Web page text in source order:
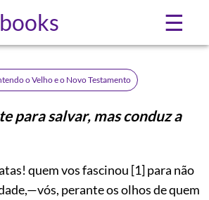
☰
o Velho e o Novo Testamento
para salvar, mas conduz a
quem vos fascinou [1]para não
perante os olhos de quem